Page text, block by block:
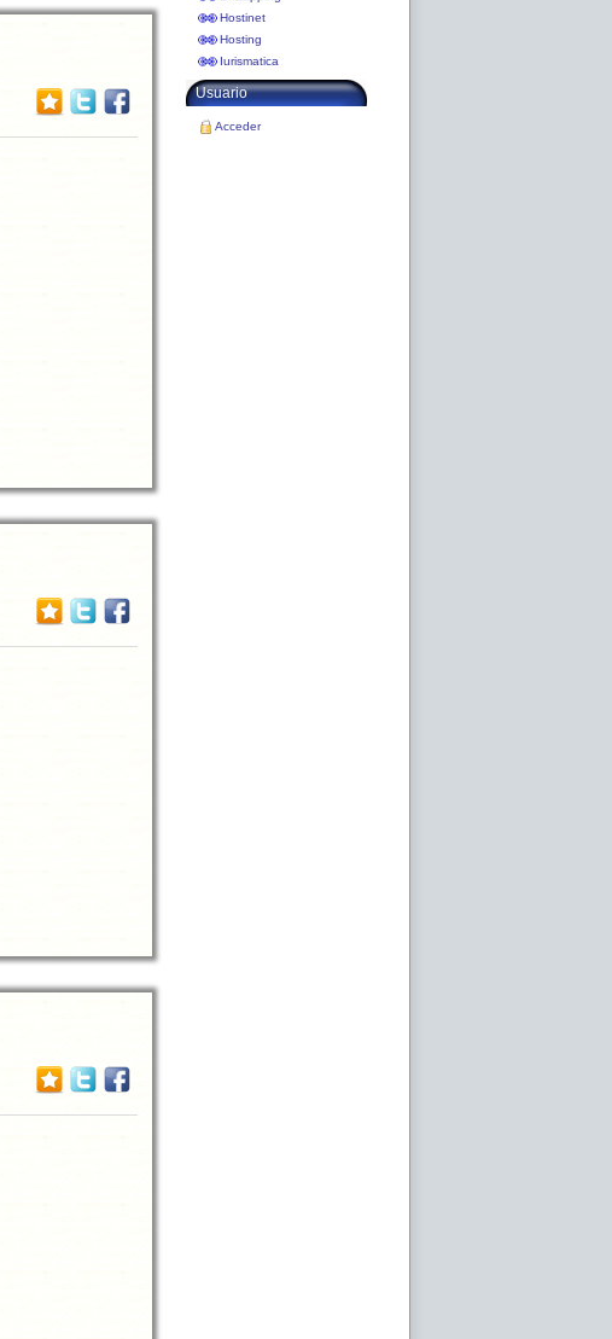
Hostinet
Hosting
Iurismatica
Usuario
Acceder